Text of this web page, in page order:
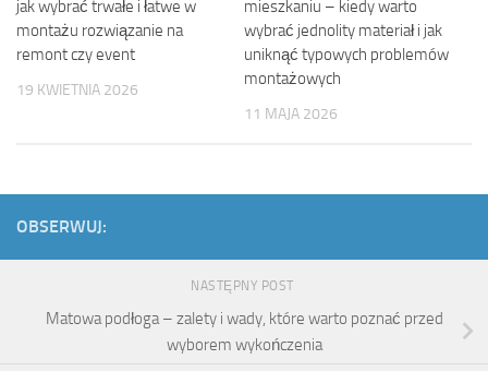
jak wybrać trwałe i łatwe w
montażu rozwiązanie na
remont czy event
19 KWIETNIA 2026
mieszkaniu – kiedy warto
wybrać jednolity materiał i jak
uniknąć typowych problemów
montażowych
11 MAJA 2026
OBSERWUJ:
NASTĘPNY POST
Matowa podłoga – zalety i wady, które warto poznać przed
wyborem wykończenia